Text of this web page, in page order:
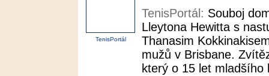
TenisPortál
TenisPortál: Souboj
Lleytona Hewitta s
Thanasim
mužů v Brisbane.
který o 15 let